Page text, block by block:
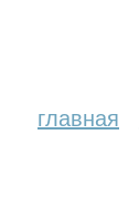
главная